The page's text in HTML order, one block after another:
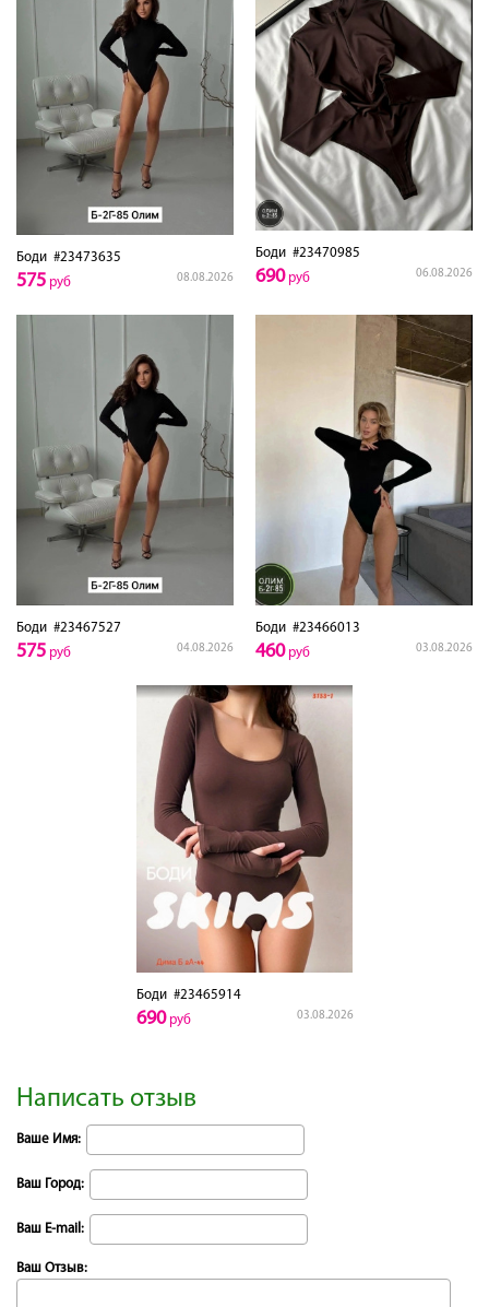
Боди #23473635
08.08.2026
575 руб
Боди #23470985
06.08.2026
690руб
Боди #23467527
04.08.2026
575 руб
Боди #23466013
03.08.2026
460руб
Боди#23465914
03.08.2026
690руб
Написать отзыв
Ваше Имя:
Ваш Город:
Ваш E-mail:
Ваш Отзыв: